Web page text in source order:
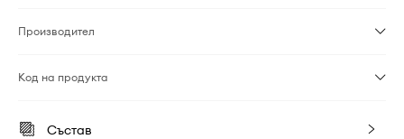
Производител
Код на продукта
Състав